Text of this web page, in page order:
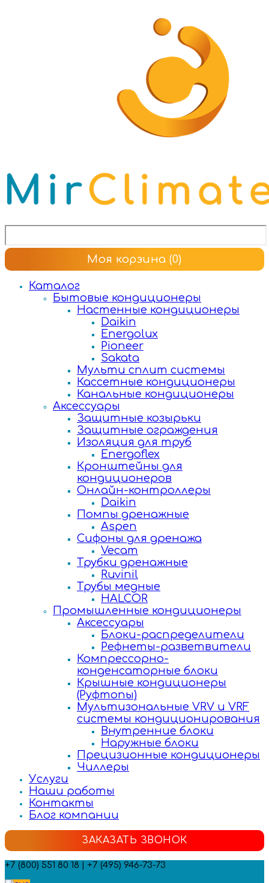
Моя корзина (0)
Каталог
Бытовые кондиционеры
Настенные кондиционеры
Daikin
Energolux
Pioneer
Sakata
Мульти сплит системы
Кассетные кондиционеры
Канальные кондиционеры
Аксессуары
Защитные козырьки
Защитные ограждения
Изоляция для труб
Energoflex
Кронштейны для
кондиционеров
Онлайн-контроллеры
Daikin
Помпы дренажные
Aspen
Сифоны для дренажа
Vecam
Трубки дренажные
Ruvinil
Трубы медные
HALCOR
Промышленные кондиционеры
Аксессуары
Блоки-распределители
Рефнеты-разветвители
Компрессорно-
конденсаторные блоки
Крышные кондиционеры
(Руфтопы)
Мультизональные VRV и VRF
системы кондиционирования
Внутренние блоки
Наружные блоки
Прецизионные кондиционеры
Чиллеры
Услуги
Наши работы
Контакты
Блог компании
ЗАКАЗАТЬ ЗВОНОК
+7 (800) 551 80 18 | +7 (495) 946-73-73